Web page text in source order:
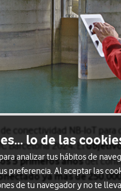
conectividad NB-IoT
Barcelona 2024. El
5 primeros añosdel
ya más de
lo de las
analizar tus hábitos de
preferencia. Al aceptar las
de tu navegador y no te